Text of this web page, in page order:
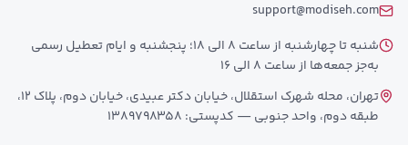
support@modiseh.com
شنبه تا چهارشنبه از ساعت 8 الی 18؛ پنجشنبه و ایام تعطیل رسمی
به‌جز جمعه‌ها از ساعت 8 الی 16
تهران، محله شهرک استقلال، خیابان دکتر عبیدی، خیابان دوم، پلاک 12،
طبقه دوم، واحد جنوبی — کدپستی: 1389798358